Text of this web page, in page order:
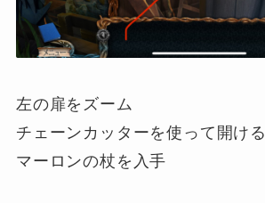
左の扉をズーム
チェーンカッターを使って開ける
マーロンの杖を入手